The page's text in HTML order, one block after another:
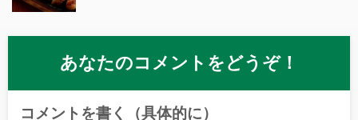
あなたのコメントをどうぞ！
コメントを書く（具体的に）